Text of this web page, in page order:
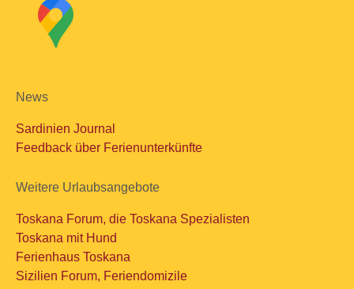
News
Sardinien Journal
Feedback über Ferienunterkünfte
Weitere Urlaubsangebote
Toskana Forum, die Toskana Spezialisten
Toskana mit Hund
Ferienhaus Toskana
Sizilien Forum, Feriendomizile